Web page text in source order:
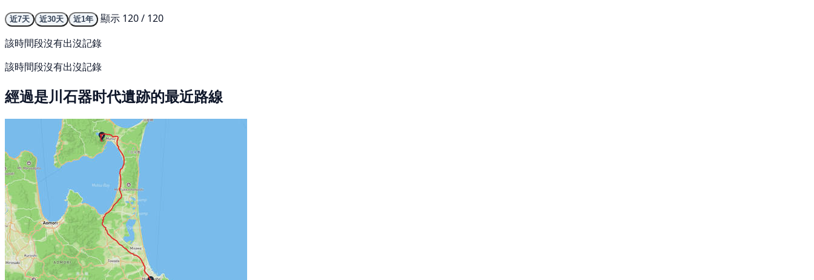
近7天 近30天 近1年
顯示 120 / 120
該時間段沒有出沒記錄
該時間段沒有出沒記錄
經過是川石器时代遺跡的最近路線